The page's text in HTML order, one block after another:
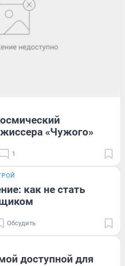
«Чужого»
1
как не стать
Обсудить
доступной для